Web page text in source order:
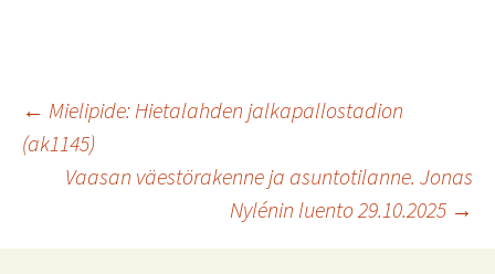
Artikkelien
selaus
← Mielipide: Hietalahden jalkapallostadion
(ak1145)
Vaasan väestörakenne ja asuntotilanne. Jonas
Nylénin luento 29.10.2025 →